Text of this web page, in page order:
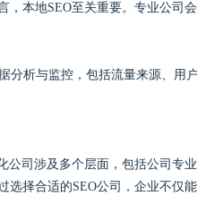
，本地SEO至关重要。专业公司
分析与监控，包括流量来源、用
公司涉及多个层面，包括公司专
选择合适的SEO公司，企业不仅